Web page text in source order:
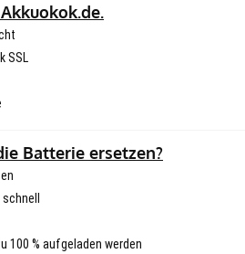
SSL
Batterie ersetzen?
100 % aufgeladen werden